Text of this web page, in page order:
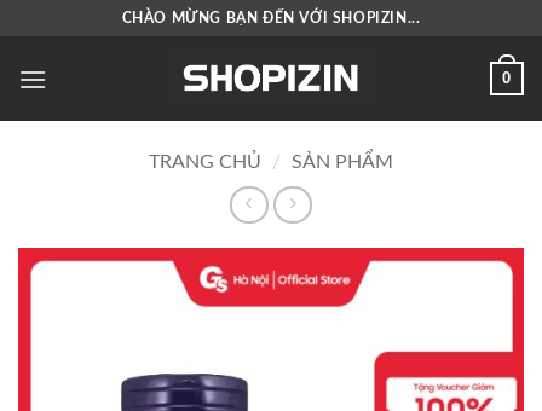
nội
CHÀO MỪNG BẠN ĐẾN VỚI SHOPIZIN...
0
TRANG CHỦ / SẢN PHẨM